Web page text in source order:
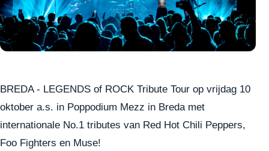
BREDA - LEGENDS of ROCK Tribute Tour op vrijdag 10
oktober a.s. in Poppodium Mezz in Breda met
internationale No.1 tributes van Red Hot Chili Peppers,
Foo Fighters en Muse!